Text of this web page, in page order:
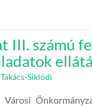
III. számú
Siklódi